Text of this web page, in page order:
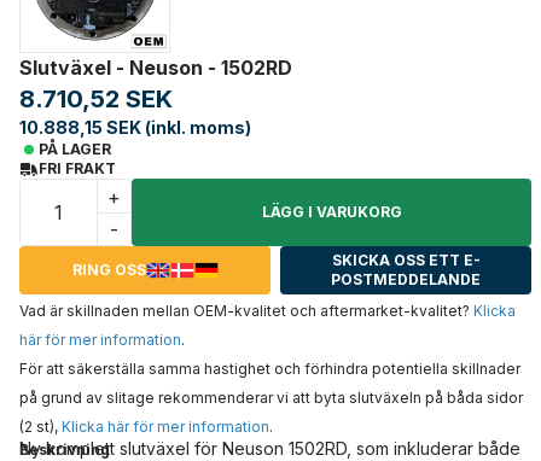
Slutväxel - Neuson - 1502RD
8.710,52 SEK
10.888,15 SEK (inkl. moms)
PÅ LAGER
FRI FRAKT
+
-
LÄGG I VARUKORG
RING OSS
SKICKA OSS ETT E-
POSTMEDDELANDE
Vad är skillnaden mellan OEM-kvalitet och aftermarket-kvalitet? Klicka
här för mer information.
För att säkerställa samma hastighet och förhindra potentiella skillnader
på grund av slitage rekommenderar vi att byta slutväxeln på båda sidor
(2 st), Klicka här för mer information.
Beskrivning
Ny komplett slutväxel för Neuson 1502RD, som inkluderar både